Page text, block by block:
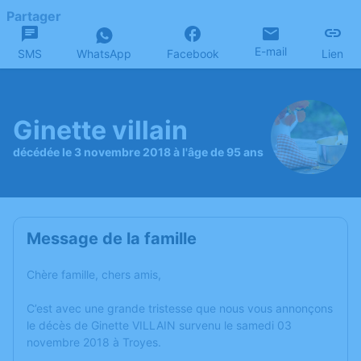
Partager
SMS WhatsApp Facebook E-mail Lien
Ginette villain
décédée le 3 novembre 2018 à l'âge de 95 ans
Message de la famille
Chère famille, chers amis,
C’est avec une grande tristesse que nous vous annonçons
le décès de Ginette VILLAIN survenu le samedi 03
novembre 2018 à Troyes.